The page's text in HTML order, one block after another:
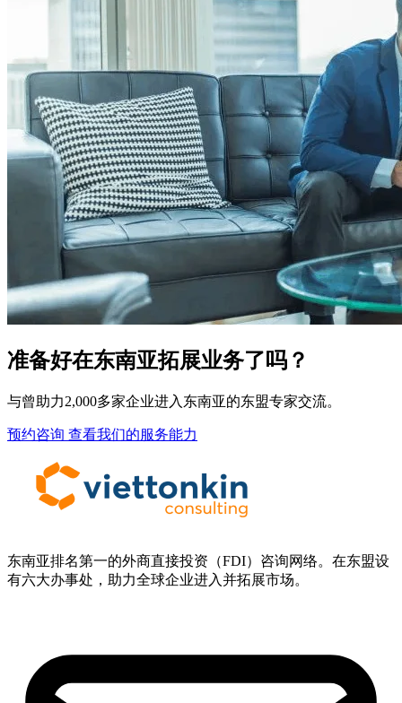
准备好在东南亚拓展业务了吗？
与曾助力2,000多家企业进入东南亚的东盟专家交流。
预约咨询 查看我们的服务能力
东南亚排名第一的外商直接投资（FDI）咨询网络。在东盟设
有六大办事处，助力全球企业进入并拓展市场。